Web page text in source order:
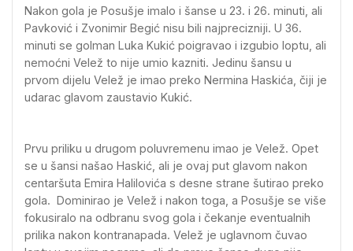
Nakon gola je Posušje imalo i šanse u 23. i 26. minuti, ali
Pavković i Zvonimir Begić nisu bili najprecizniji. U 36.
minuti se golman Luka Kukić poigravao i izgubio loptu, ali
nemoćni Velež to nije umio kazniti. Jedinu šansu u
prvom dijelu Velež je imao preko Nermina Haskića, čiji je
udarac glavom zaustavio Kukić.
Prvu priliku u drugom poluvremenu imao je Velež. Opet
se u šansi našao Haskić, ali je ovaj put glavom nakon
centaršuta Emira Halilovića s desne strane šutirao preko
gola. Dominirao je Velež i nakon toga, a Posušje se više
fokusiralo na odbranu svog gola i čekanje eventualnih
prilika nakon kontranapada. Velež je uglavnom čuvao